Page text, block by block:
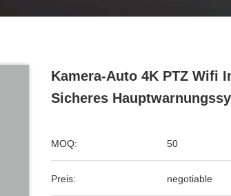
Kamera-Auto 4K PTZ Wifi
Sicheres
MOQ: 50
Preis: negotiable